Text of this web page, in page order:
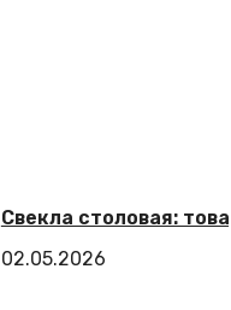
Свекла столовая:
02.05.2026